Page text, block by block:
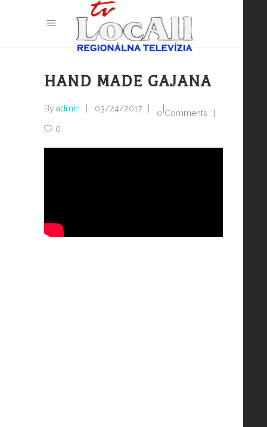
HAND MADE GAJANA
By admin 03/24/2017
0 Comments
0